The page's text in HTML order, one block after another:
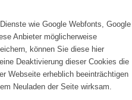
wie Google Webfonts, Google
Anbieter möglicherweise
können Sie diese hier
Deaktivierung dieser Cookies die
Webseite erheblich beeinträchtigen
Neuladen der Seite wirksam.